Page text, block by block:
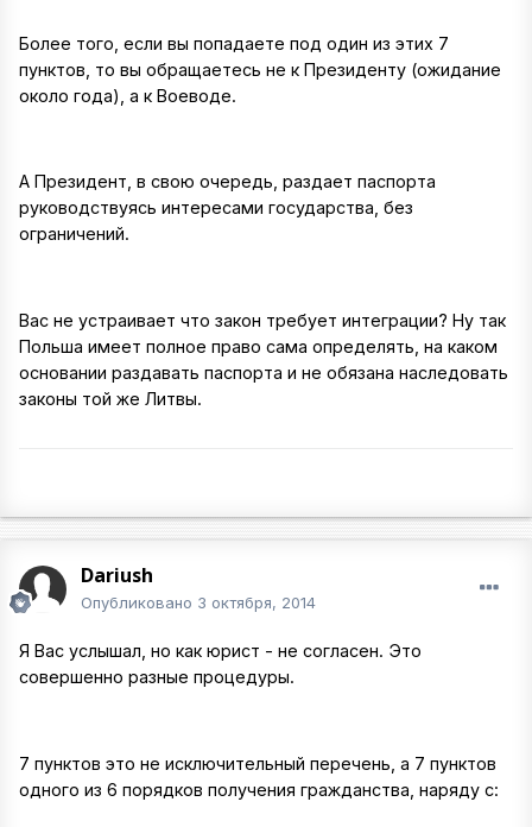
Более того, если вы попадаете под один из этих 7
пунктов, то вы обращаетесь не к Президенту (ожидание
около года), а к Воеводе.
А Президент, в свою очередь, раздает паспорта
руководствуясь интересами государства, без
ограничений.
Вас не устраивает что закон требует интеграции? Ну так
Польша имеет полное право сама определять, на каком
основании раздавать паспорта и не обязана наследовать
законы той же Литвы.
Dariush
Опубликовано 3 октября, 2014
Я Вас услышал, но как юрист - не согласен. Это
совершенно разные процедуры.
7 пунктов это не исключительный перечень, а 7 пунктов
одного из 6 порядков получения гражданства, наряду с: